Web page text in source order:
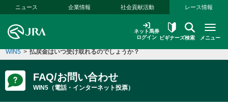
本文へ移動する
ニュース 企業情報 社会貢献活動 レース情報
ネット馬券
ログイン
ビギナーズ検索 メニュー
WIN5 > 払戻金はいつ受け取れるのでしょうか？
FAQ/お問い合わせ
WIN5（電話・インターネット投票）